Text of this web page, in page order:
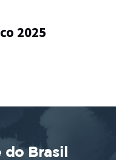
2025
Brasil